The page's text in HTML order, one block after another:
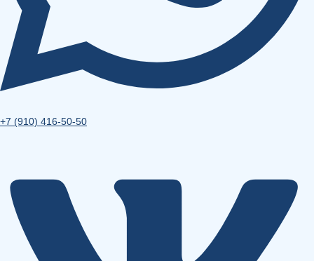
+7 (910) 416-50-50